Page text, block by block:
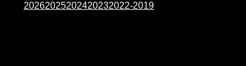
20262025202420232022-2019